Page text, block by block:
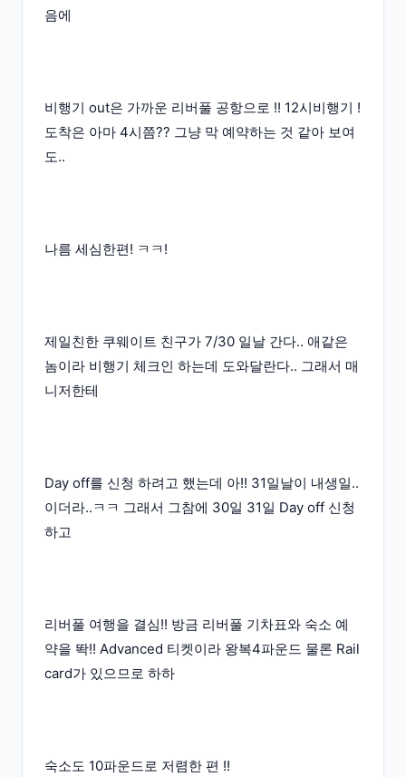
음에
비행기 out은 가까운 리버풀 공항으로 !! 12시비행기 !
도착은 아마 4시쯤?? 그냥 막 예약하는 것 같아 보여
도..
나름 세심한편! ㅋㅋ!
제일친한 쿠웨이트 친구가 7/30 일날 간다.. 애같은
놈이라 비행기 체크인 하는데 도와달란다.. 그래서 매
니저한테
Day off를 신청 하려고 했는데 아!! 31일날이 내생일..
이더라..ㅋㅋ 그래서 그참에 30일 31일 Day off 신청
하고
리버풀 여행을 결심!! 방금 리버풀 기차표와 숙소 예
약을 똭!! Advanced 티켓이라 왕복4파운드 물론 Rail
card가 있으므로 하하
숙소도 10파운드로 저렴한 편 !!